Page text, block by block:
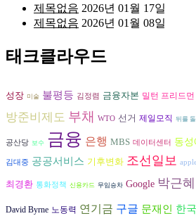
제목없음 2026년 01월 17일
제목없음 2026년 01월 08일
태크클라우드
성장 미술 불평등 김정렴 금융자본 밀턴 프리드먼
방준비제도 부채 WTO 선거 제일모직 뒤를
공산당 보수 금융 은행 MBS 데이터센터 동성
김대중 공공서비스 기후변화 조선일보
최경환 통화정책 신용카드 무임승차 Google 박근혜
David Byrne 노동력 연기금 구글 문재인 한